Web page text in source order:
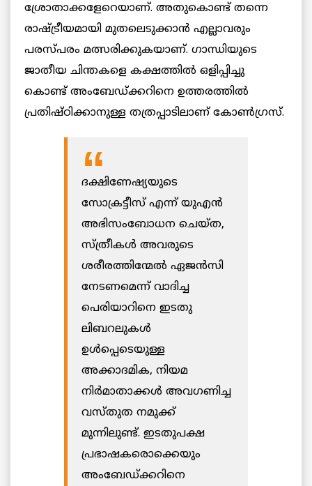
ശ്രോതാക്കളേറെയാണ്. അതുകൊണ്ട് തന്നെ
രാഷ്ട്രീയമായി മുതലെടുക്കാൻ എല്ലാവരും
പരസ്പരം മത്സരിക്കുകയാണ്. ഗാന്ധിയുടെ
ജാതീയ ചിന്തകളെ കക്ഷത്തിൽ ഒളിപ്പിച്ചു
കൊണ്ട് അംബേഡ്ക്കറിനെ ഉത്തരത്തിൽ
പ്രതിഷ്ഠിക്കാനുള്ള തത്രപ്പാടിലാണ് കോൺഗ്രസ്‌.
ദക്ഷിണേഷ്യയുടെ
സോക്രട്ടീസ് എന്ന് യുഎൻ
അഭിസംബോധന ചെയ്ത,
സ്ത്രീകൾ അവരുടെ
ശരീരത്തിന്മേൽ ഏജൻസി
നേടണമെന്ന് വാദിച്ച
പെരിയാറിനെ ഇടതു
ലിബറലുകൾ
ഉൾപ്പെടെയുള്ള
അക്കാദമിക, നിയമ
നിർമാതാക്കൾ അവഗണിച്ച
വസ്തുത നമുക്ക്
മുന്നിലുണ്ട്. ഇടതുപക്ഷ
പ്രഭാഷകരൊക്കെയും
അംബേഡ്ക്കറിനെ